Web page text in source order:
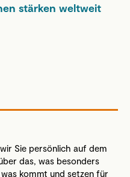
stärken weltweit
Sie persönlich auf dem
das, was besonders
kommt und setzen für